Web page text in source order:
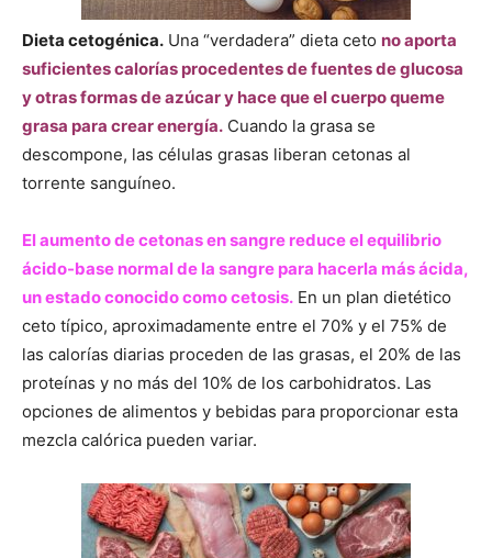
Dieta cetogénica. Una “verdadera” dieta ceto no aporta
suficientes calorías procedentes de fuentes de glucosa
y otras formas de azúcar y hace que el cuerpo queme
grasa para crear energía. Cuando la grasa se
descompone, las células grasas liberan cetonas al
torrente sanguíneo.
El aumento de cetonas en sangre reduce el equilibrio
ácido-base normal de la sangre para hacerla más ácida,
un estado conocido como cetosis. En un plan dietético
ceto típico, aproximadamente entre el 70% y el 75% de
las calorías diarias proceden de las grasas, el 20% de las
proteínas y no más del 10% de los carbohidratos. Las
opciones de alimentos y bebidas para proporcionar esta
mezcla calórica pueden variar.